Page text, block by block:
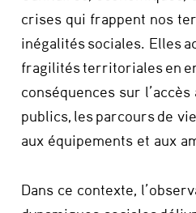
crises qui frappent nos
inégalités sociales. Elles
fragilités territoriales en
conséquences sur
publics, les parcours de
aux équipements et aux
Dans ce contexte,